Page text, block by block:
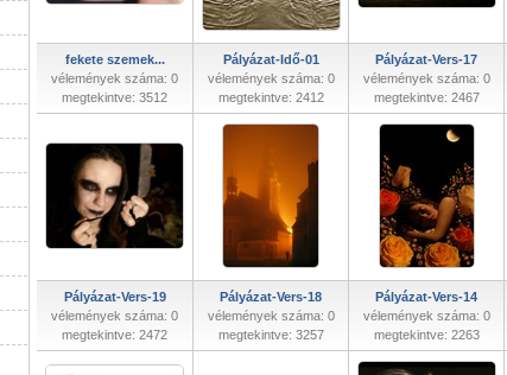
fekete szemek...
vélemények száma: 0
megtekintve: 3512
Pályázat-Idő-01
vélemények száma: 0
megtekintve: 2412
Pályázat-Vers-17
vélemények száma: 0
megtekintve: 2467
Pályázat-Vers-19
vélemények száma: 0
megtekintve: 2472
Pályázat-Vers-18
vélemények száma: 0
megtekintve: 3257
Pályázat-Vers-14
vélemények száma: 0
megtekintve: 2263